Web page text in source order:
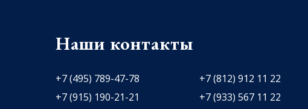
Наши контакты
+7 (495) 789-47-78
+7 (812) 912 11 22
+7 (915) 190-21-21
+7 (933) 567 11 22